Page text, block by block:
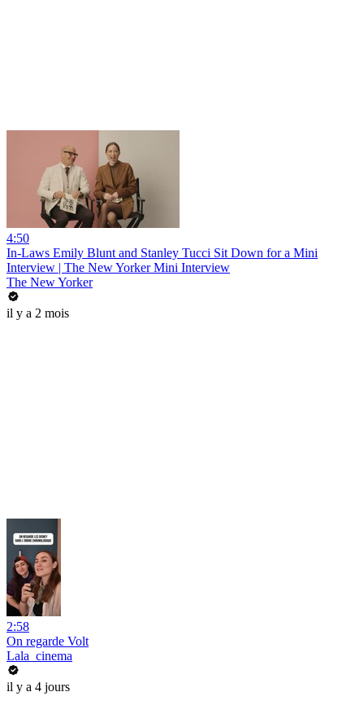
4:50
In-Laws Emily Blunt and Stanley Tucci Sit Down for a Mini
Interview | The New Yorker Mini Interview
The New Yorker
il y a 2 mois
2:58
On regarde Volt
Lala_cinema
il y a 4 jours